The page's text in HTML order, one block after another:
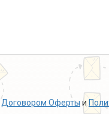
Договором Оферты и